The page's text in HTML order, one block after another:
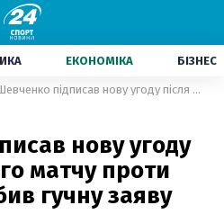
ЕКОНОМІКА БІЗНЕС
Шевченко підписав нову угоду після ганебного матчу проти Швеції та зробив гучну заяву
нову угоду
матчу проти
гучну заяву